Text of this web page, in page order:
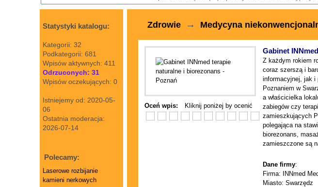
Statystyki katalogu:
Kategorii: 32
Podkategorii: 681
Wpisów aktywnych: 411
Odrzuconych: 31
Wpisów oczekujących: 0
Istniejemy od: 2020-05-
06
Ostatnia moderacja:
2026-07-14
Polecamy:
Laserowe rozbijanie
kamieni nerkowych
Zdrowie → Medycyna
Oceń wpis: Kliknij poniżej by ocenić
Gabinet
Z każdym rokiem
coraz szerszą i
informacyjnej, jak i
Poznaniem w
a właścicielka
zabiegów czy
zamieszkujących
polegająca na
biorezonans,
zamieszczone są
Dane firmy:
Firma: INNmed
Miasto: Swarzędz